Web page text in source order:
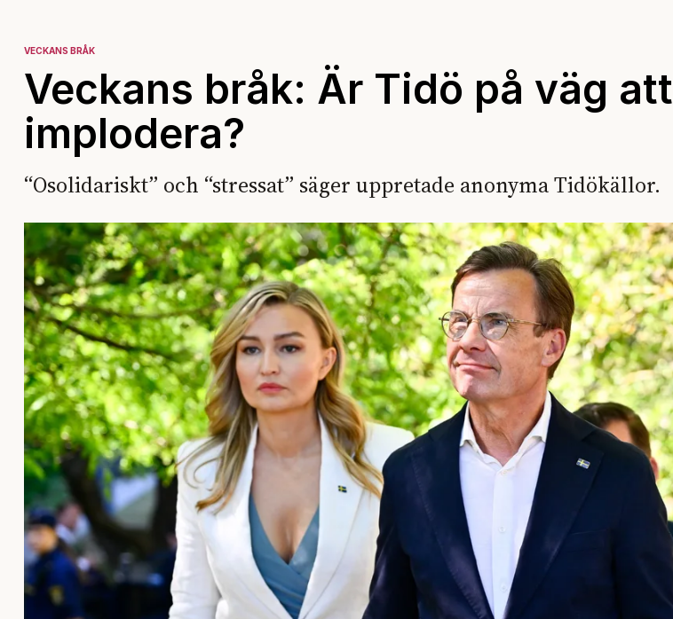
VECKANS BRÅK
Veckans bråk: Är Tidö på väg att
implodera?
“Osolidariskt” och “stressat” säger uppretade anonyma Tidökällor.